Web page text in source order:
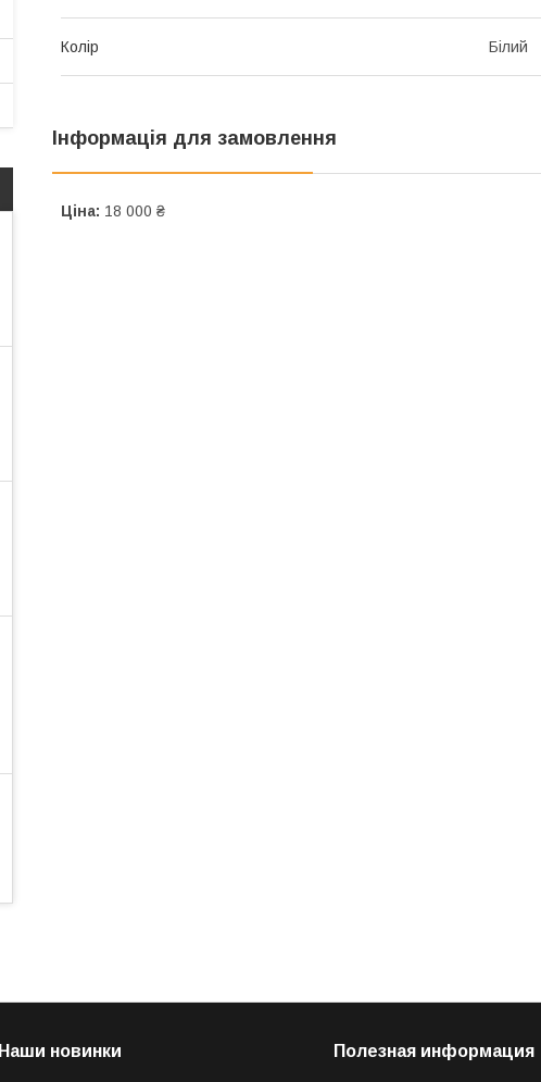
Колір Білий
Інформація для замовлення
Ціна: 18 000 ₴
Наши новинки Полезная информация